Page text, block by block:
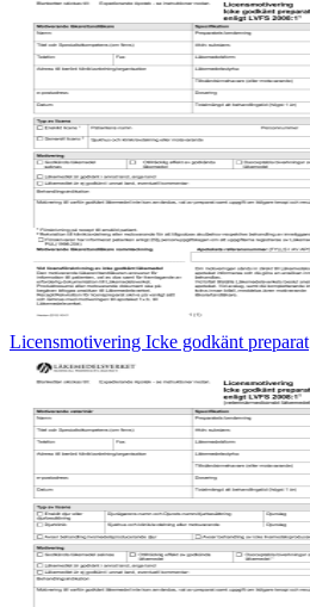
Licensmotivering Icke godkänt preparat